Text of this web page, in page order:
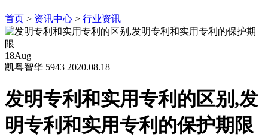
首页 > 资讯中心 > 行业资讯
18Aug
凯粤智华 5943 2020.08.18
发明专利和实用专利的区别,发
明专利和实用专利的保护期限